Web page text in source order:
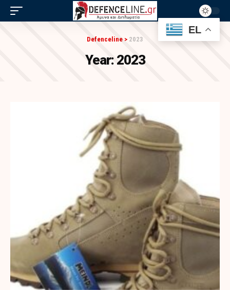
Defenceline > 2023
Year: 2023
EL